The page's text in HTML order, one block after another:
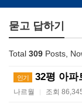
묻고 답하기
Total 309 Posts,
인기 32평 아파
나르월 | 조회